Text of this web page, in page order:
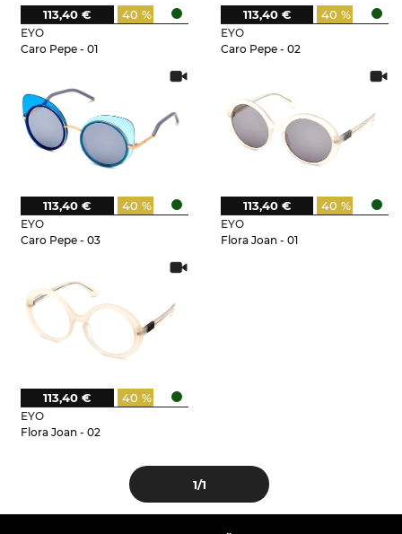
EYO
Caro Pepe - 01
40 %
113,40 €
EYO
Caro Pepe - 02
40 %
113,40 €
EYO
Caro Pepe - 03
40 %
113,40 €
EYO
Flora Joan - 01
40 %
113,40 €
EYO
Flora Joan - 02
40 %
113,40 €
1/1